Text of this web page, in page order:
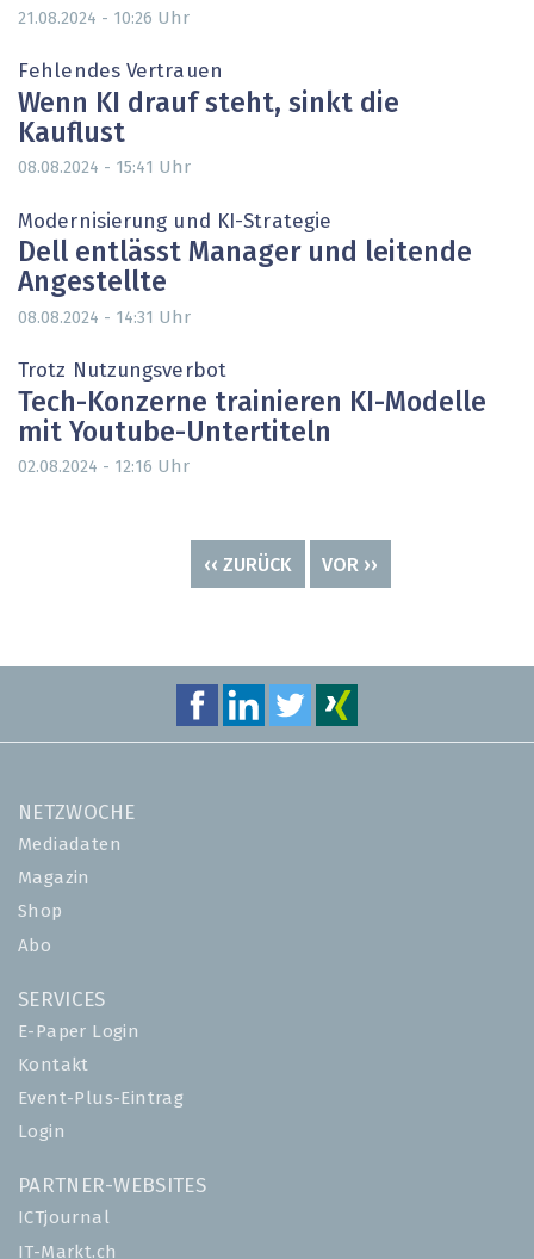
21.08.2024 - 10:26 Uhr
Fehlendes Vertrauen
Wenn KI drauf steht, sinkt die
Kauflust
08.08.2024 - 15:41 Uhr
Modernisierung und KI-Strategie
Dell entlässt Manager und leitende
Angestellte
08.08.2024 - 14:31 Uhr
Trotz Nutzungsverbot
Tech-Konzerne trainieren KI-Modelle
mit Youtube-Untertiteln
02.08.2024 - 12:16 Uhr
VORHERIGE
‹‹ ZURÜCK
NÄCHSTE
VOR ››
NETZWOCHE
Mediadaten
Magazin
Shop
Abo
SERVICES
E-Paper Login
Kontakt
Event-Plus-Eintrag
Login
PARTNER-WEBSITES
ICTjournal
IT-Markt.ch